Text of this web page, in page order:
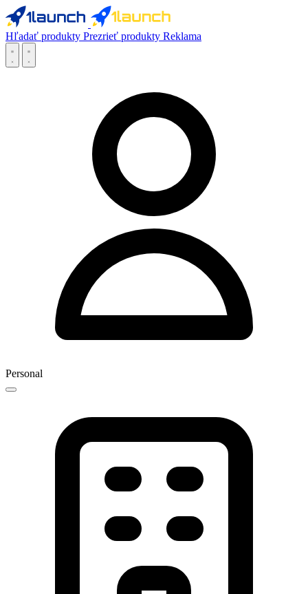
Hľadať produkty Prezrieť produkty Reklama
Personal